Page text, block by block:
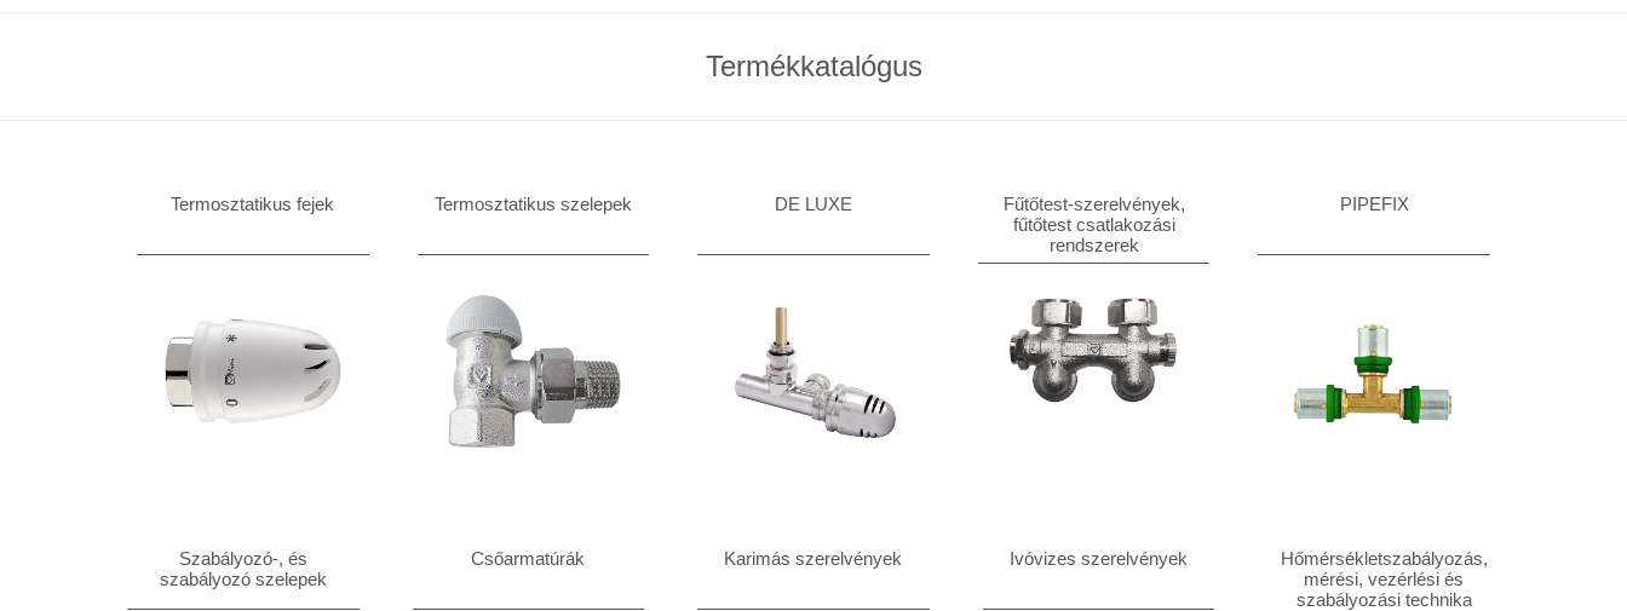
Termékkatalógus
Termosztatikus fejek Termosztatikus szelepek DE LUXE
Fűtőtest-szerelvények,
fűtőtest csatlakozási
rendszerek
PIPEFIX
Szabályozó-, és
szabályozó szelepek
Csőarmatúrák Karimás szerelvények Ivóvizes szerelvények
Hőmérsékletszabályozás,
mérési, vezérlési és
szabályozási technika